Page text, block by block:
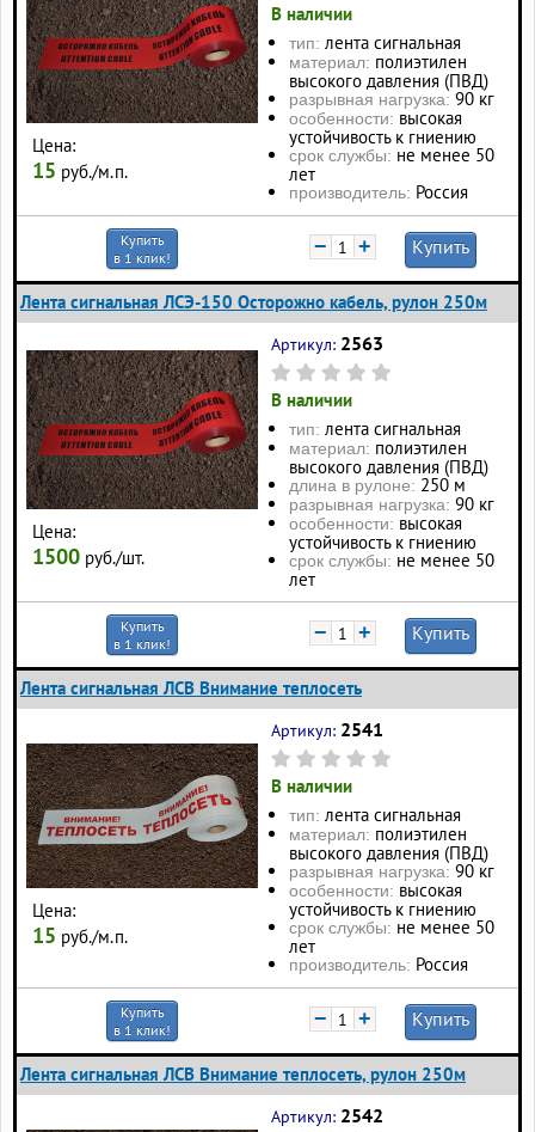
Цена:
15 руб./м.п.
В наличии
тип: лента сигнальная
материал: полиэтилен
высокого давления (ПВД)
разрывная нагрузка: 90 кг
особенности: высокая
устойчивость к гниению
срок службы: не менее 50
лет
производитель: Россия
Купить
в 1 клик!
− + Купить
Лента сигнальная ЛСЭ-150 Осторожно кабель, рулон 250м
Цена:
1500 руб./шт.
Артикул: 2563
В наличии
тип: лента сигнальная
материал: полиэтилен
высокого давления (ПВД)
длина в рулоне: 250 м
разрывная нагрузка: 90 кг
особенности: высокая
устойчивость к гниению
срок службы: не менее 50
лет
Купить
в 1 клик!
− + Купить
Лента сигнальная ЛСВ Внимание теплосеть
Цена:
15 руб./м.п.
Артикул: 2541
В наличии
тип: лента сигнальная
материал: полиэтилен
высокого давления (ПВД)
разрывная нагрузка: 90 кг
особенности: высокая
устойчивость к гниению
срок службы: не менее 50
лет
производитель: Россия
Купить
в 1 клик!
− + Купить
Лента сигнальная ЛСВ Внимание теплосеть, рулон 250м
Артикул: 2542